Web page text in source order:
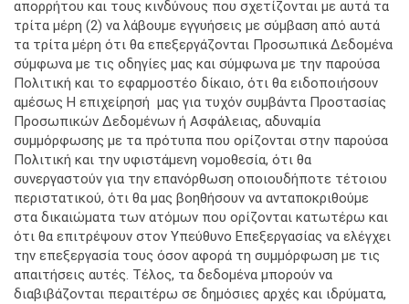
απορρήτου και τους κινδύνους που σχετίζονται με αυτά τα
τρίτα μέρη (2) να λάβουμε εγγυήσεις με σύμβαση από αυτά
τα τρίτα μέρη ότι θα επεξεργάζονται Προσωπικά Δεδομένα
σύμφωνα με τις οδηγίες μας και σύμφωνα με την παρούσα
Πολιτική και το εφαρμοστέο δίκαιο, ότι θα ειδοποιήσουν
αμέσως Η επιχείρησή μας για τυχόν συμβάντα Προστασίας
Προσωπικών Δεδομένων ή Ασφάλειας, αδυναμία
συμμόρφωσης με τα πρότυπα που ορίζονται στην παρούσα
Πολιτική και την υφιστάμενη νομοθεσία, ότι θα
συνεργαστούν για την επανόρθωση οποιουδήποτε τέτοιου
περιστατικού, ότι θα μας βοηθήσουν να ανταποκριθούμε
στα δικαιώματα των ατόμων που ορίζονται κατωτέρω και
ότι θα επιτρέψουν στoν Υπεύθυνο Επεξεργασίας να ελέγχει
την επεξεργασία τους όσον αφορά τη συμμόρφωση με τις
απαιτήσεις αυτές. Τέλος, τα δεδομένα μπορούν να
διαβιβάζονται περαιτέρω σε δημόσιες αρχές και ιδρύματα,